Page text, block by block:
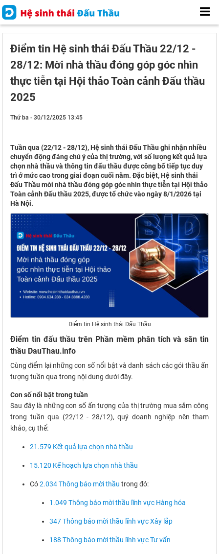
Điểm tin Hệ sinh thái Đấu Thầu 22/12 -
28/12: Mời nhà thầu đóng góp góc nhìn
thực tiễn tại Hội thảo Toàn cảnh Đấu thầu
2025
Thứ ba - 30/12/2025 13:45
Tuần qua (22/12 - 28/12), Hệ sinh thái Đấu Thầu ghi nhận nhiều
chuyển động đáng chú ý của thị trường, với số lượng kết quả lựa
chọn nhà thầu và thông tin đấu thầu được công bố tiếp tục duy
trì ở mức cao trong giai đoạn cuối năm. Đặc biệt, Hệ sinh thái
Đấu Thầu mời nhà thầu đóng góp góc nhìn thực tiễn tại Hội thảo
Toàn cảnh Đấu thầu 2025, được tổ chức vào ngày 8/1/2026 tại
Hà Nội.
Điểm tin Hệ sinh thái Đấu Thầu
Điểm tin đấu thầu trên Phần mềm phân tích và săn tin
thầu DauThau.info
Cùng điểm lại những con số nổi bật và danh sách các gói thầu ấn
tượng tuần qua trong nội dung dưới đây.
Con số nổi bật trong tuần
Sau đây là những con số ấn tượng của thị trường mua sắm công
trong tuần qua (22/12 - 28/12), quý doanh nghiệp nên tham
khảo, cụ thể:
21.579 Kết quả lựa chọn nhà thầu
15.120 Kế hoạch lựa chọn nhà thầu
Có2.034 Thông báo mời thầu trong đó:
1.049 Thông báo mời thầu lĩnh vực Hàng hóa
347 Thông báo mời thầu lĩnh vực Xây lắp
188 Thông báo mời thầu lĩnh vực Tư vấn